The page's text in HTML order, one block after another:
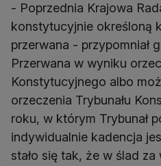
- Poprzednia Krajowa
konstytucyjnie określoną
przerwana - przypomniał
Przerwana w wyniku
Konstytucyjnego albo
orzeczenia Trybunału
roku, w którym Trybunał
indywidualnie kadencja
stało się tak, że w ślad za